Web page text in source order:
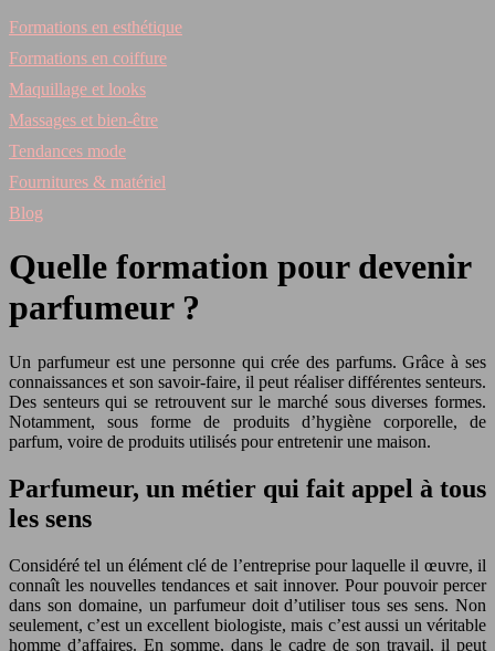
Formations en esthétique
Formations en coiffure
Maquillage et looks
Massages et bien-être
Tendances mode
Fournitures & matériel
Blog
Quelle formation pour devenir
parfumeur ?
Un parfumeur est une personne qui crée des parfums. Grâce à ses
connaissances et son savoir-faire, il peut réaliser différentes senteurs.
Des senteurs qui se retrouvent sur le marché sous diverses formes.
Notamment, sous forme de produits d’hygiène corporelle, de
parfum, voire de produits utilisés pour entretenir une maison.
Parfumeur, un métier qui fait appel à tous
les sens
Considéré tel un élément clé de l’entreprise pour laquelle il œuvre, il
connaît les nouvelles tendances et sait innover. Pour pouvoir percer
dans son domaine, un parfumeur doit d’utiliser tous ses sens. Non
seulement, c’est un excellent biologiste, mais c’est aussi un véritable
homme d’affaires. En somme, dans le cadre de son travail, il peut